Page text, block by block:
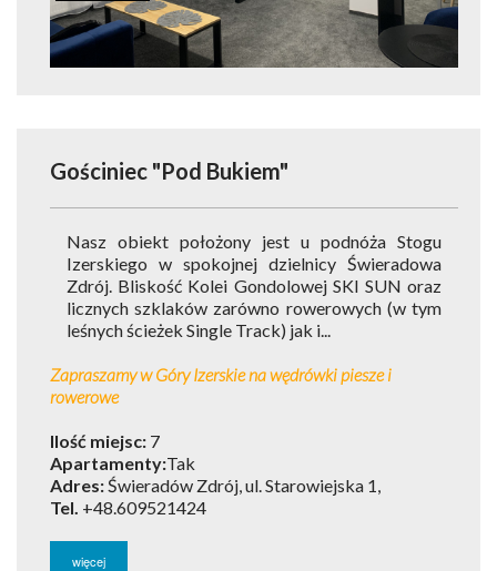
Gościniec "Pod Bukiem"
Nasz obiekt położony jest u podnóża Stogu
Izerskiego w spokojnej dzielnicy Świeradowa
Zdrój. Bliskość Kolei Gondolowej SKI SUN oraz
licznych szklaków zarówno rowerowych (w tym
leśnych ścieżek Single Track) jak i...
Zapraszamy w Góry Izerskie na wędrówki piesze i
rowerowe
Ilość miejsc: 7
Apartamenty:Tak
Adres:Świeradów Zdrój, ul. Starowiejska 1,
Tel. +48.609521424
więcej